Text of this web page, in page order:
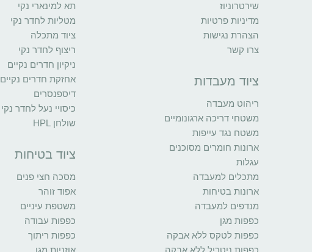
שירטרוניוז
מדיניות פרטיות
הצהרת נגישות
צרו קשר
ציוד מעבדות
ריהוט מעבדה
משטחי דריכה ארגונומיים
משטח נגד עייפות
ארונות חומרים מסוכנים
עגלות
מתכלים למעבדה
ארונות בטיחות
מנדפים למעבדה
כפפות מגן
כפפות לטקס ללא אבקה
תא למינארי נקי
מטליות לחדר נקי
ציוד מתכלה
ריצוף לחדר נקי
ניקיון חדרים נקיים
אחזקת חדרים נקיים
דיספנסרים
כיסויי נעל לחדר נקי
שולחן HPL
ציוד בטיחות
מסכה חצי פנים
אפוד זוהר
משטפת עיניים
כפפות עבודה
כפפות ריתוך